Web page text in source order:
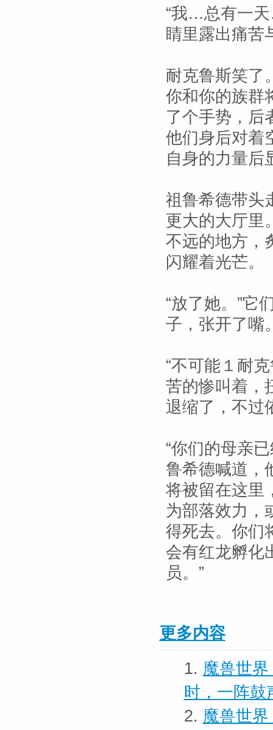
“我…总有一
睛里露出痛苦
耐克鲁斯笑了
你和你的族群
了个手势，后
他们身后对着
自身的力量后
祖鲁希德带头
更大的大厅里
不远的地方，
闪耀着光芒。
“放了她。”它
子，张开了嘴
“不可能１耐
苦的惨叫着，
退缩了，不过
“你们的母亲
鲁希德喊道，
将被留在这里
为部落效力，
得死去。你们
会有红龙孵化
员。”
更多内容
1. 魔兽世
时，一阵鼓
2. 魔兽世